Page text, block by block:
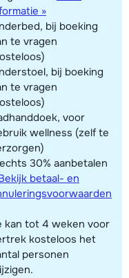
»
bij boeking
te vragen
bij boeking
te vragen
voor
wellness (zelf te
30% aanbetalen
betaal- en
kan tot 4 weken voor
kosteloos het
personen